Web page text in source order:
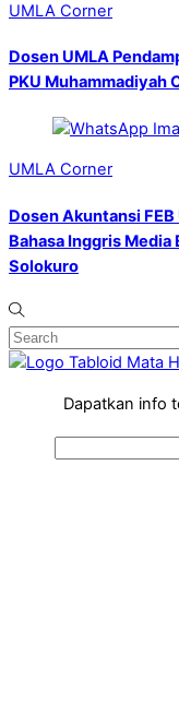
UMLA Corner
Dosen UMLA
PKU Muhammadiyah
UMLA Corner
Dosen Akuntansi
Bahasa Inggris Media
Solokuro
Dapatkan info